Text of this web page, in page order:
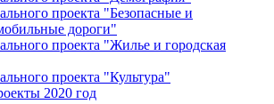
проекта "Безопасные и
дороги"
проекта "Жилье и городская
проекта "Культура"
2020 год